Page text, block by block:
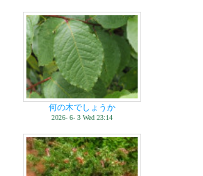
何の木でしょうか
2026- 6- 3 Wed 23:14